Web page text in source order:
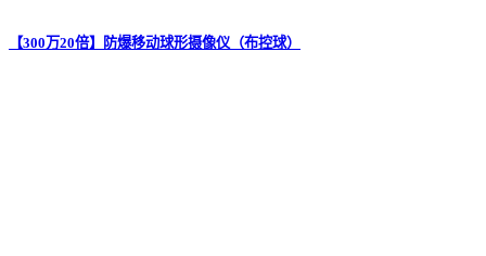
【300万20倍】防爆移动球形摄像仪（布控球）